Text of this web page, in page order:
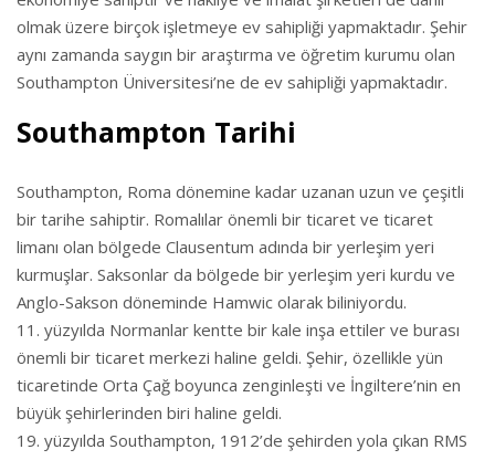
olmak üzere birçok işletmeye ev sahipliği yapmaktadır. Şehir
aynı zamanda saygın bir araştırma ve öğretim kurumu olan
Southampton Üniversitesi’ne de ev sahipliği yapmaktadır.
Southampton Tarihi
Southampton, Roma dönemine kadar uzanan uzun ve çeşitli
bir tarihe sahiptir. Romalılar önemli bir ticaret ve ticaret
limanı olan bölgede Clausentum adında bir yerleşim yeri
kurmuşlar. Saksonlar da bölgede bir yerleşim yeri kurdu ve
Anglo-Sakson döneminde Hamwic olarak biliniyordu.
11. yüzyılda Normanlar kentte bir kale inşa ettiler ve burası
önemli bir ticaret merkezi haline geldi. Şehir, özellikle yün
ticaretinde Orta Çağ boyunca zenginleşti ve İngiltere’nin en
büyük şehirlerinden biri haline geldi.
19. yüzyılda Southampton, 1912’de şehirden yola çıkan RMS